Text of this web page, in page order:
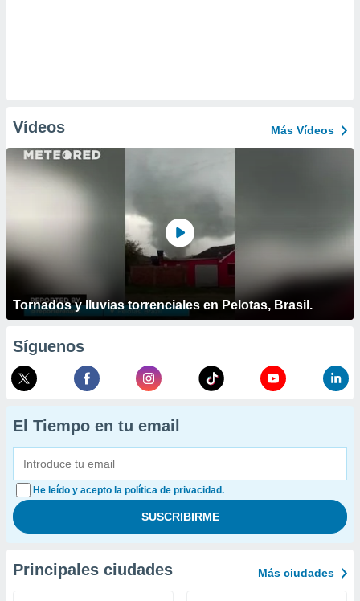
Vídeos Más Vídeos
Tornados y lluvias torrenciales en Pelotas, Brasil.
Síguenos
El Tiempo en tu email
He leído y acepto la política de privacidad.
Principales ciudades Más ciudades